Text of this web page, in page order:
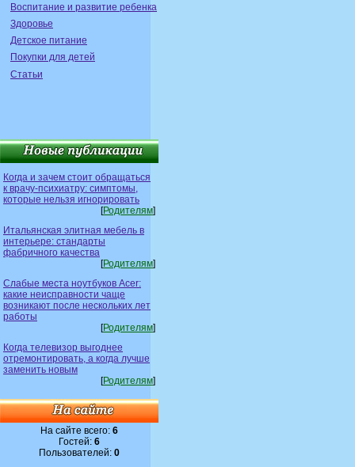
Воспитание и развитие ребенка
Здоровье
Детское питание
Покупки для детей
Статьи
Когда и зачем стоит обращаться
к врачу-психиатру: симптомы,
которые нельзя игнорировать
[Родителям]
Итальянская элитная мебель в
интерьере: стандарты
фабричного качества
[Родителям]
Слабые места ноутбуков Acer:
какие неисправности чаще
возникают после нескольких лет
работы
[Родителям]
Когда телевизор выгоднее
отремонтировать, а когда лучше
заменить новым
[Родителям]
На сайте всего: 6
Гостей: 6
Пользователей: 0